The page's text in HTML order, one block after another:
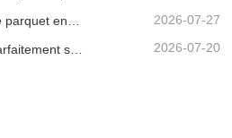
Pourquoi la production de parquet en eucalyptus a-t-elle besoin d'un séchoir à placages ? 2026-07-27
2026-07-20